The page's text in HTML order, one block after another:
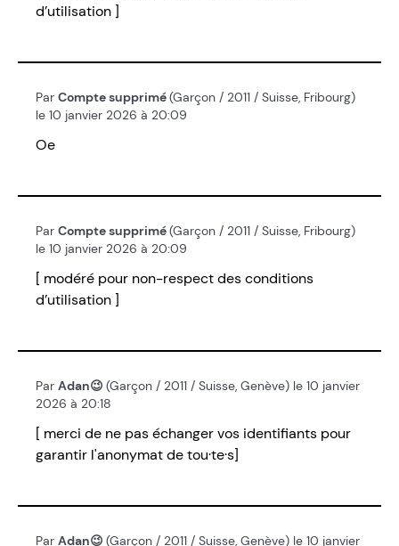
d’utilisation ]
Par Compte supprimé(Garçon / 2011 / Suisse, Fribourg)
le 10 janvier 2026 à 20:09
Oe
Par Compte supprimé(Garçon / 2011 / Suisse, Fribourg)
le 10 janvier 2026 à 20:09
[ modéré pour non-respect des conditions
d’utilisation ]
Par Adan😉 (Garçon / 2011 / Suisse, Genève) le 10 janvier
2026 à 20:18
[ merci de ne pas échanger vos identifiants pour
garantir l'anonymat de tou·te·s]
Par Adan😉 (Garçon / 2011 / Suisse, Genève) le 10 janvier